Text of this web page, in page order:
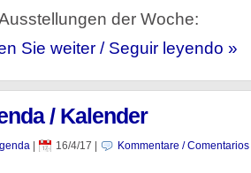
der Woche:
Sie weiter / Seguir leyendo »
/ Kalender
| 16/4/17 Kommentare / Comentarios